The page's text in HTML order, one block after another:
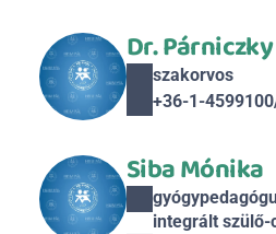
Dr.
szakorvos
+36-1-
Siba Mónika
integrált szülő-